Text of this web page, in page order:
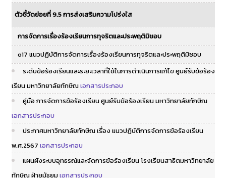
ตัวชี้วัดย่อยที่ 9.5 การส่งเสริมความโปร่งใส
การจัดการเรื่องร้องเรียนการทุจริตและประพฤติมิชอบ
o17 แนวปฏิบัติการจัดการเรื่องร้องเรียนการทุจริตและประพฤติมิชอบ
ระดับข้อร้องเรียนและระยะเวลาที่ใช้ในการดำเนินการแก้ไข ศูนย์รับข้อร้อง
เรียน มหาวิทยาลัยทักษิณเอกสารประกอบ
คู่มือ การจัดการข้อร้องเรียน ศูนย์รับข้อร้องเรียน มหาวิทยาลัยทักษิณ
เอกสารประกอบ
ประกาศมหาวิทยาลัยทักษิณ เรื่อง แนวปฏิบัติการจัดการข้อร้องเรียน
พ.ศ.2567 เอกสารประกอบ
แผนผังระบบอุทธรณ์และจัดการข้อร้องเรียน โรงเรียนสาธิตมหาวิทยาลัย
ทักษิณ ฝ่ายมัธยมเอกสารประกอบ